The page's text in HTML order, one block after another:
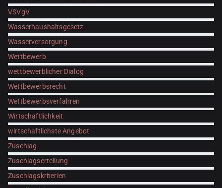
VSVgV
Wasserhaushaltsgesetz
Wasserversorgung
Wettbewerb
wettbewerblicher Dialog
Wettbewerbsrecht
Wettbewerbsverfahren
Wirtschaftlichkeit
wirtschaftlichste Angebot
Zuschlag
Zuschlagserteilung
Zuschlagskriterien